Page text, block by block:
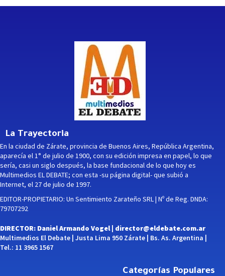
La Trayectoria
En la ciudad de Zárate, provincia de Buenos Aires, República Argentina,
aparecía el 1° de julio de 1900, con su edición impresa en papel, lo que
sería, casi un siglo después, la base fundacional de lo que hoy es
Multimedios EL DEBATE; con esta -su página digital- que subió a
Internet, el 27 de julio de 1997.
EDITOR-PROPIETARIO: Un Sentimiento Zarateño SRL | Nº de Reg. DNDA:
79707292
DIRECTOR: Daniel Armando Vogel | director@eldebate.com.ar
Multimedios El Debate | Justa Lima 950 Zárate | Bs. As. Argentina |
Tel.: 11 3965 1567
Categorías Populares